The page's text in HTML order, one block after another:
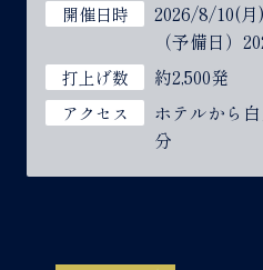
開催日時
2026/8/10(月
（予備日）
打上げ数 約2,500発
アクセス
ホテルから
分